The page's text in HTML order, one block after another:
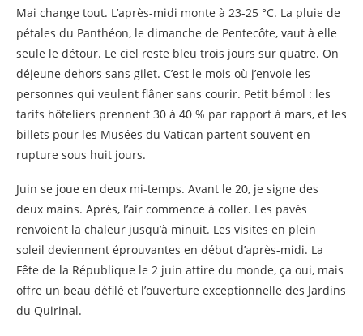
Mai change tout. L’après-midi monte à 23-25 °C. La pluie de
pétales du Panthéon, le dimanche de Pentecôte, vaut à elle
seule le détour. Le ciel reste bleu trois jours sur quatre. On
déjeune dehors sans gilet. C’est le mois où j’envoie les
personnes qui veulent flâner sans courir. Petit bémol : les
tarifs hôteliers prennent 30 à 40 % par rapport à mars, et les
billets pour les Musées du Vatican partent souvent en
rupture sous huit jours.
Juin se joue en deux mi-temps. Avant le 20, je signe des
deux mains. Après, l’air commence à coller. Les pavés
renvoient la chaleur jusqu’à minuit. Les visites en plein
soleil deviennent éprouvantes en début d’après-midi. La
Fête de la République le 2 juin attire du monde, ça oui, mais
offre un beau défilé et l’ouverture exceptionnelle des Jardins
du Quirinal.